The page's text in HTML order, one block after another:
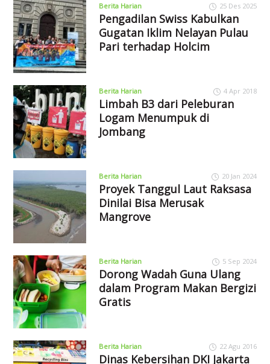
Berita Harian 25 Des 2025
Pengadilan Swiss Kabulkan
Gugatan Iklim Nelayan Pulau
Pari terhadap Holcim
Berita Harian 4 Apr 2018
Limbah B3 dari Peleburan
Logam Menumpuk di
Jombang
Berita Harian 20 Jan 2024
Proyek Tanggul Laut Raksasa
Dinilai Bisa Merusak
Mangrove
Berita Harian 5 Sep 2024
Dorong Wadah Guna Ulang
dalam Program Makan Bergizi
Gratis
Berita Harian 22 Agu 2016
Dinas Kebersihan DKI Jakarta